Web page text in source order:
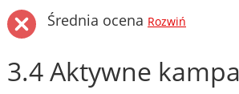
Średnia ocena Rozwiń
3.4 Aktywne